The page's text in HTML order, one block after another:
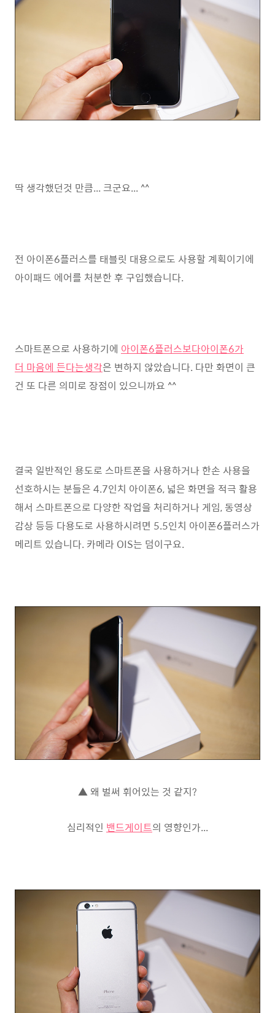
딱 생각했던것 만큼... 크군요... ^^
전 아이폰6플러스를 태블릿 대용으로도 사용할 계획이기에
아이패드 에어를 처분한 후 구입했습니다.
스마트폰으로 사용하기에 아이폰6플러스보다아이폰6가
더 마음에 든다는생각은 변하지 않았습니다. 다만 화면이 큰
건 또 다른 의미로 장점이 있으니까요 ^^
결국 일반적인 용도로 스마트폰을 사용하거나 한손 사용을
선호하시는 분들은 4.7인치 아이폰6, 넓은 화면을 적극 활용
해서 스마트폰으로 다양한 작업을 처리하거나 게임, 동영상
감상 등등 다용도로 사용하시려면 5.5인치 아이폰6플러스가
메리트 있습니다. 카메라 OIS는 덤이구요.
▲ 왜 벌써 휘어있는 것 같지?
심리적인 밴드게이트의 영향인가...